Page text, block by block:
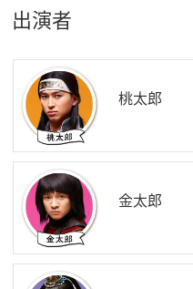
出演者
桃太郎
金太郎